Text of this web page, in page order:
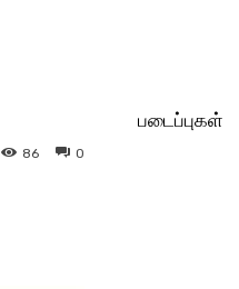
0
86
படைப்புகள்